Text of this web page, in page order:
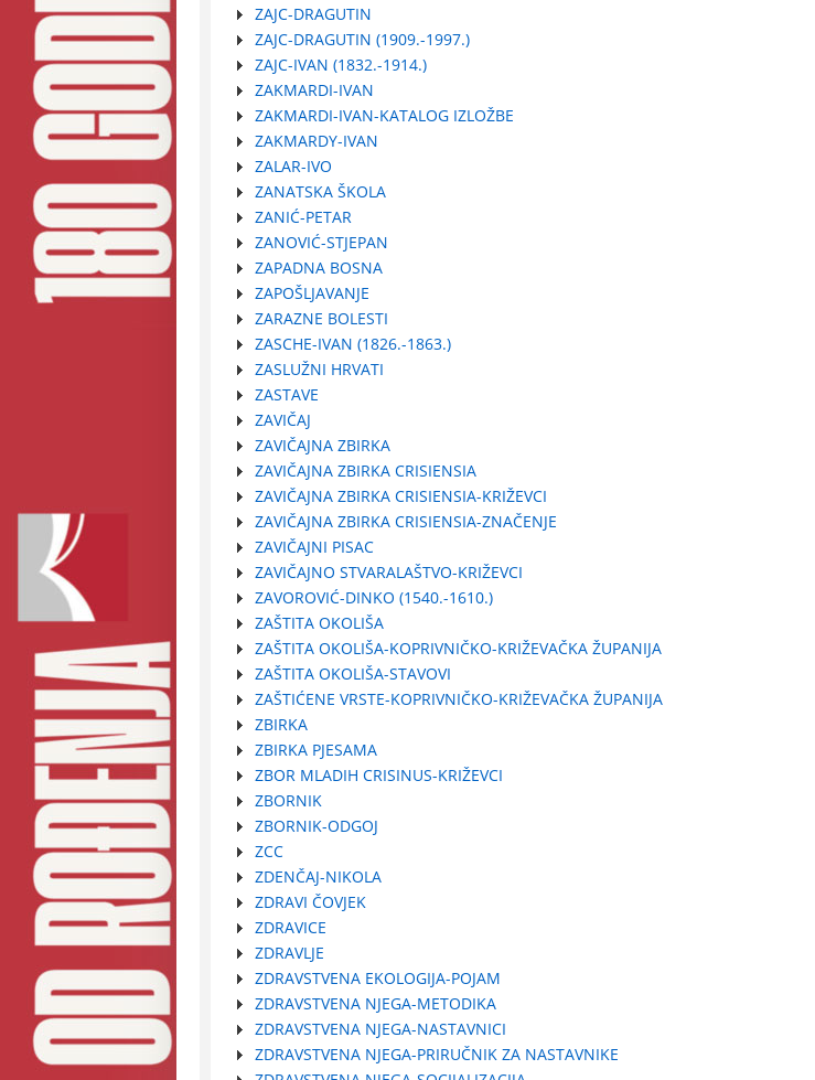
ZAJC-DRAGUTIN
ZAJC-DRAGUTIN (1909.-1997.)
ZAJC-IVAN (1832.-1914.)
ZAKMARDI-IVAN
ZAKMARDI-IVAN-KATALOG IZLOŽBE
ZAKMARDY-IVAN
ZALAR-IVO
ZANATSKA ŠKOLA
ZANIĆ-PETAR
ZANOVIĆ-STJEPAN
ZAPADNA BOSNA
ZAPOŠLJAVANJE
ZARAZNE BOLESTI
ZASCHE-IVAN (1826.-1863.)
ZASLUŽNI HRVATI
ZASTAVE
ZAVIČAJ
ZAVIČAJNA ZBIRKA
ZAVIČAJNA ZBIRKA CRISIENSIA
ZAVIČAJNA ZBIRKA CRISIENSIA-KRIŽEVCI
ZAVIČAJNA ZBIRKA CRISIENSIA-ZNAČENJE
ZAVIČAJNI PISAC
ZAVIČAJNO STVARALAŠTVO-KRIŽEVCI
ZAVOROVIĆ-DINKO (1540.-1610.)
ZAŠTITA OKOLIŠA
ZAŠTITA OKOLIŠA-KOPRIVNIČKO-KRIŽEVAČKA ŽUPANIJA
ZAŠTITA OKOLIŠA-STAVOVI
ZAŠTIĆENE VRSTE-KOPRIVNIČKO-KRIŽEVAČKA ŽUPANIJA
ZBIRKA
ZBIRKA PJESAMA
ZBOR MLADIH CRISINUS-KRIŽEVCI
ZBORNIK
ZBORNIK-ODGOJ
ZCC
ZDENČAJ-NIKOLA
ZDRAVI ČOVJEK
ZDRAVICE
ZDRAVLJE
ZDRAVSTVENA EKOLOGIJA-POJAM
ZDRAVSTVENA NJEGA-METODIKA
ZDRAVSTVENA NJEGA-NASTAVNICI
ZDRAVSTVENA NJEGA-PRIRUČNIK ZA NASTAVNIKE